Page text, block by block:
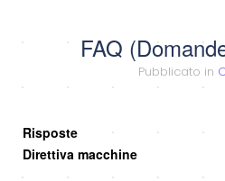
FAQ
Pubblicato in
Risposte
Direttiva macchine